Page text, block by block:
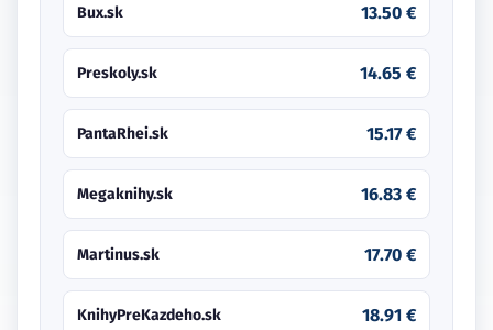
Bux.sk 13.50 €
Preskoly.sk 14.65 €
PantaRhei.sk 15.17 €
Megaknihy.sk 16.83 €
Martinus.sk 17.70 €
KnihyPreKazdeho.sk 18.91 €